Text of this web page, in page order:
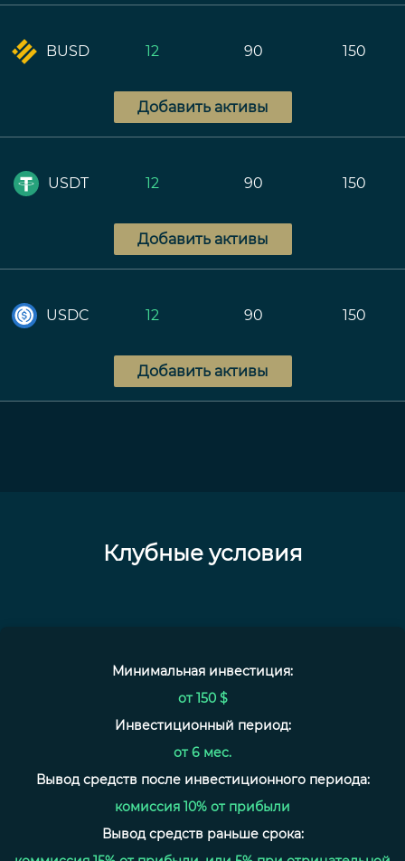
BUSD 12 90 150
Добавить активы
USDT 12 90 150
Добавить активы
USDC 12 90 150
Добавить активы
Клубные условия
Минимальная инвестиция:
от 150 $
Инвестиционный период:
от 6 мес.
Вывод средств после инвестиционного периода:
комиссия 10% от прибыли
Вывод средств раньше срока: